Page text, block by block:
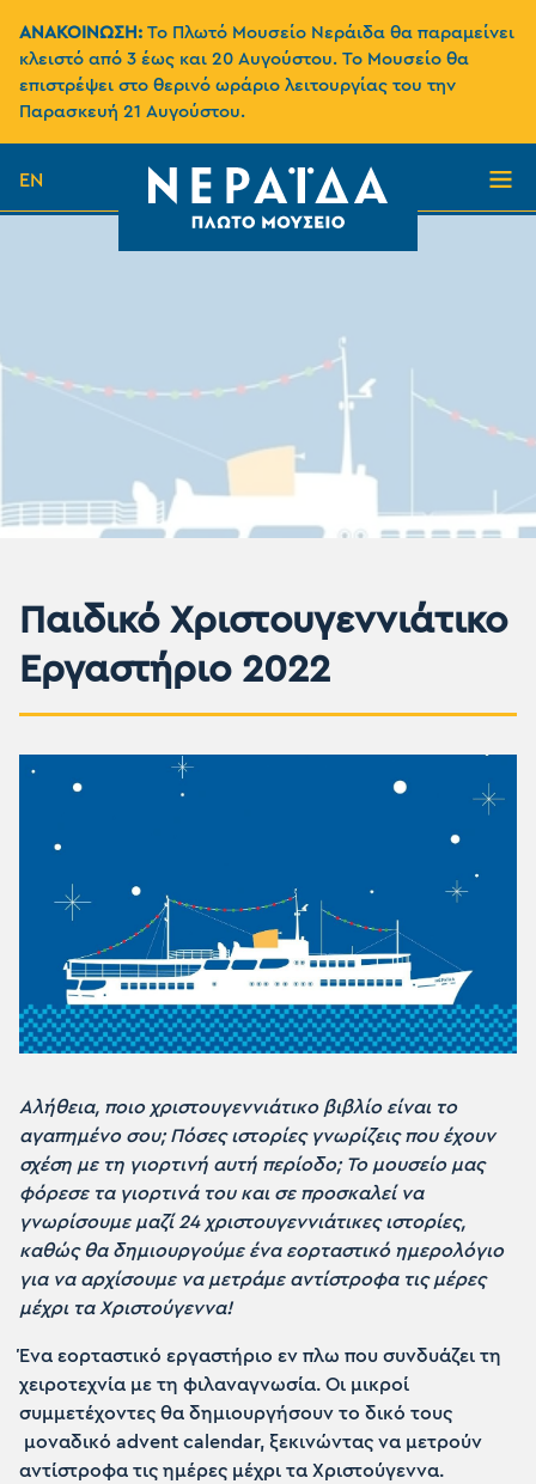
ΑΝΑΚΟΙΝΩΣΗ: Το Πλωτό Μουσείο Νεράιδα θα παραμείνει
κλειστό από 3 έως και 20 Αυγούστου. Το Μουσείο θα
επιστρέψει στο θερινό ωράριο λειτουργίας του την
Παρασκευή 21 Αυγούστου.
EN
Παιδικό Χριστουγεννιάτικο
Εργαστήριο 2022
Αλήθεια, ποιο χριστουγεννιάτικο βιβλίο είναι το
αγαπημένο σου; Πόσες ιστορίες γνωρίζεις που έχουν
σχέση με τη γιορτινή αυτή περίοδο; Το μουσείο μας
φόρεσε τα γιορτινά του και σε προσκαλεί να
γνωρίσουμε μαζί 24 χριστουγεννιάτικες ιστορίες,
καθώς θα δημιουργούμε ένα εορταστικό ημερολόγιο
για να αρχίσουμε να μετράμε αντίστροφα τις μέρες
μέχρι τα Χριστούγεννα!
Ένα εορταστικό εργαστήριο εν πλω που συνδυάζει τη
χειροτεχνία με τη φιλαναγνωσία. Οι μικροί
συμμετέχοντες θα δημιουργήσουν το δικό τους
μοναδικό advent calendar, ξεκινώντας να μετρούν
αντίστροφα τις ημέρες μέχρι τα Χριστούγεννα.